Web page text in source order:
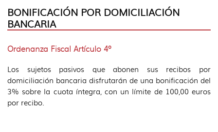
BONIFICACIÓN POR DOMICILIACIÓN
BANCARIA
Ordenanza Fiscal Artículo 4º
Los sujetos pasivos que abonen sus recibos por
domiciliación bancaria disfrutarán de una bonificación del
3% sobre la cuota íntegra, con un límite de 100,00 euros
por recibo.